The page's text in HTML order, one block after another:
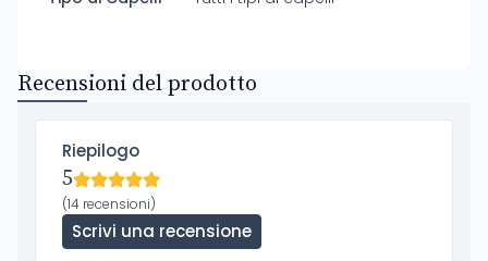
Recensioni del prodotto
Riepilogo
5
(14 recensioni)
Scrivi una recensione